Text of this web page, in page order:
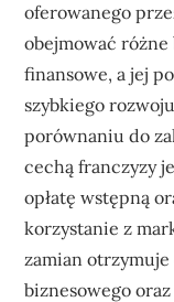
oferowanego
obejmować różne
finansowe, a jej
szybkiego
porównaniu do
cechą franczyzy
opłatę wstępną
korzystanie z
zamian
biznesowego